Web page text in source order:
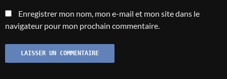
Enregistrer mon nom, mon e-mail et mon site dans le
navigateur pour mon prochain commentaire.